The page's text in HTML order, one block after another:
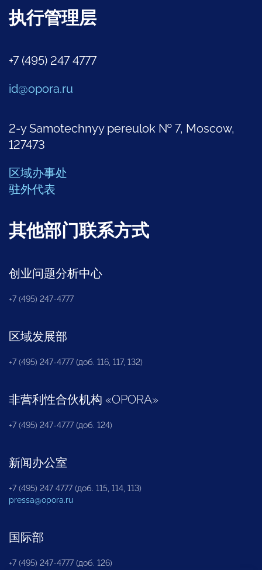
执行管理层
+7 (495) 247 4777
id@opora.ru
2-y Samotechnyy pereulok № 7, Moscow,
127473
区域办事处
驻外代表
其他部门联系方式
创业问题分析中心
+7 (495) 247-4777
区域发展部
+7 (495) 247-4777 (доб. 116, 117, 132)
非营利性合伙机构 «OPORA»
+7 (495) 247-4777 (доб. 124)
新闻办公室
+7 (495) 247 4777 (доб. 115, 114, 113)
pressa@opora.ru
国际部
+7 (495) 247-4777 (доб. 126)